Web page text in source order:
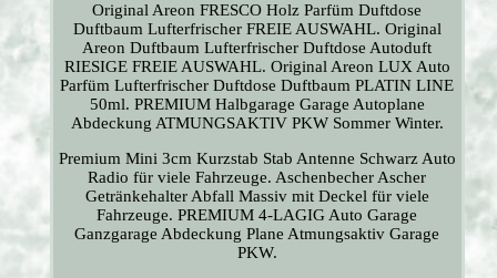
Original Areon FRESCO Holz Parfüm Duftdose
Duftbaum Lufterfrischer FREIE AUSWAHL. Original
Areon Duftbaum Lufterfrischer Duftdose Autoduft
RIESIGE FREIE AUSWAHL. Original Areon LUX Auto
Parfüm Lufterfrischer Duftdose Duftbaum PLATIN LINE
50ml. PREMIUM Halbgarage Garage Autoplane
Abdeckung ATMUNGSAKTIV PKW Sommer Winter.
Premium Mini 3cm Kurzstab Stab Antenne Schwarz Auto
Radio für viele Fahrzeuge. Aschenbecher Ascher
Getränkehalter Abfall Massiv mit Deckel für viele
Fahrzeuge. PREMIUM 4-LAGIG Auto Garage
Ganzgarage Abdeckung Plane Atmungsaktiv Garage
PKW.